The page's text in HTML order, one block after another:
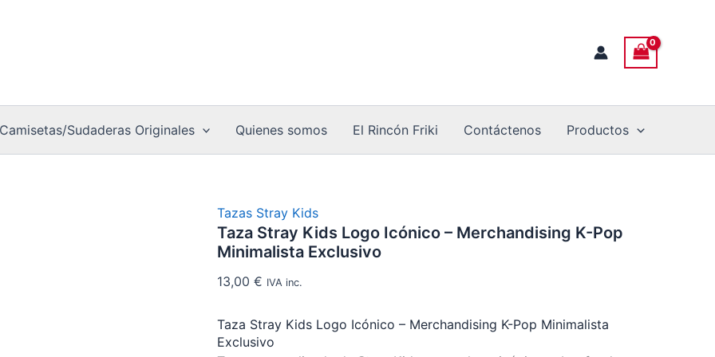
Camisetas/Sudaderas Originales Quienes somos El Rincón Friki Contáctenos Productos
Tazas Stray Kids
Taza Stray Kids Logo Icónico – Merchandising K-Pop
Minimalista Exclusivo
13,00 € IVA inc.
Taza Stray Kids Logo Icónico – Merchandising K-Pop Minimalista
Exclusivo
Merchandising
Pop